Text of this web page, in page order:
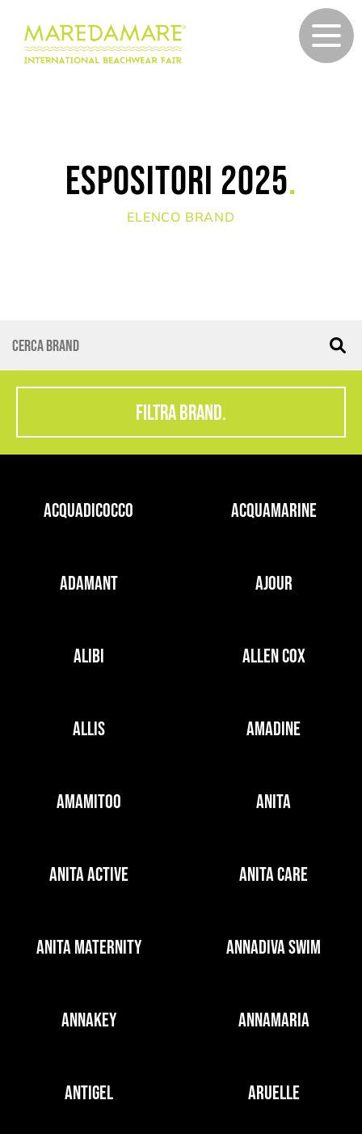
Espositori 2025.
ELENCO BRAND
FILTRA BRAND.
ACQUADICOCCO ACQUAMARINE
ADAMANT AJOUR
ALIBI ALLEN COX
ALLIS AMADINE
AMAMITOO ANITA
ANITA ACTIVE ANITA CARE
ANITA MATERNITY ANNADIVA SWIM
ANNAKEY ANNAMARIA
ANTIGEL ARUELLE